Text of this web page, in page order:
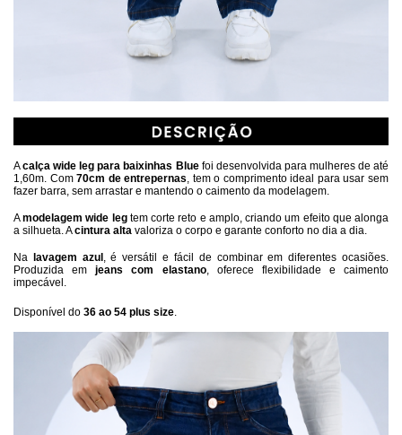
A calça wide leg para baixinhas Blue foi desenvolvida para mulheres de até
1,60m. Com 70cm de entrepernas , tem o comprimento ideal para usar sem
fazer barra, sem arrastar e mantendo o caimento da modelagem.
A modelagem wide leg tem corte reto e amplo, criando um efeito que alonga
a silhueta. A cintura alta valoriza o corpo e garante conforto no dia a dia.
Na lavagem azul, é versátil e fácil de combinar em diferentes ocasiões.
Produzida em jeans com elastano, oferece flexibilidade e caimento
impecável.
Disponível do 36 ao 54 plus size